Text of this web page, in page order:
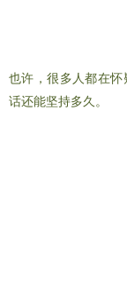
也许，很多人都在怀
话还能坚持多久。